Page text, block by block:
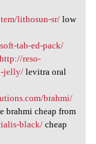
lithosun-sr/low
tab-ed-pack/
http://reso-
jelly/levitra oral
brahmi/
brahmi cheap from
black/cheap